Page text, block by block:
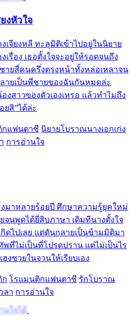
งหัวใจ
เจียงหลี ทะลุมิติเข้าไปอยู่ในนิยาย
รื่อง เธอตั้งใจจะอยู่ให้รอดจนถึง
ายสี่คนครึ่งตรงหน้าทั้งหล่อเหลาจน
ายเป็นพี่ชายของฉันกันหมดล่ะ
งสาวของตัวเองเหรอ แล้วทำไมถึง
สิ”ได้ล่ะ
กแฟนตาซี นิยายโบราณนางเอกเก่ง
การอ่านใจ
มาหลายร้อยปี ศึกษาความรู้ยุคใหม่
นพูดได้ยี่สิบภาษา เดิมทีนางตั้งใจ
ดไปเลย แต่ดันกลายเป็นข้ามมิติมา
ที่ไม่เป็นที่โปรดปราน แต่ไม่เป็นไร
งซวยในจวนให้เรียบเอง
ก โรแมนติกแฟนตาซี รักโบราณ
ลา การอ่านใจ